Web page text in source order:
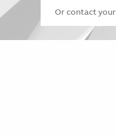
Or contact your